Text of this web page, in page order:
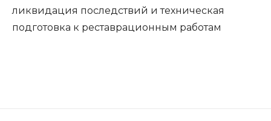
ликвидация последствий и техническая
подготовка к реставрационным работам